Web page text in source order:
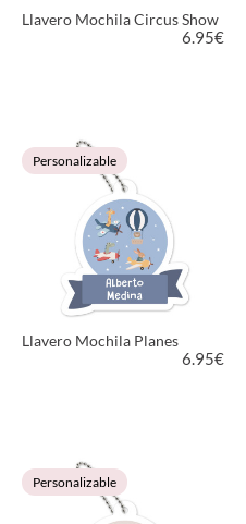
Llavero Mochila Circus Show
6.95€
VER PRODUCTO
Personalizable
Llavero Mochila Planes
6.95€
VER PRODUCTO
Personalizable